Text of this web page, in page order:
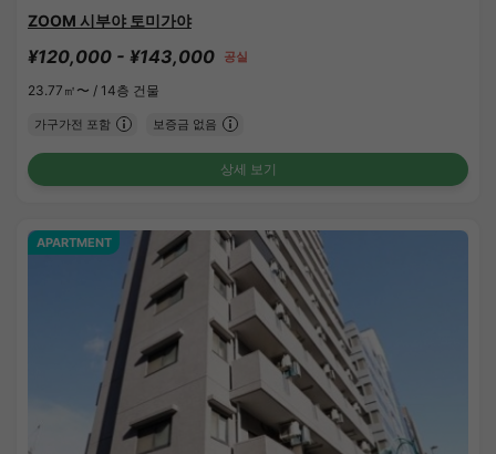
ZOOM 시부야 토미가야
¥120,000 - ¥143,000 공실
23.77㎡〜 / 14층 건물
가구가전 포함 보증금 없음
상세 보기
APARTMENT